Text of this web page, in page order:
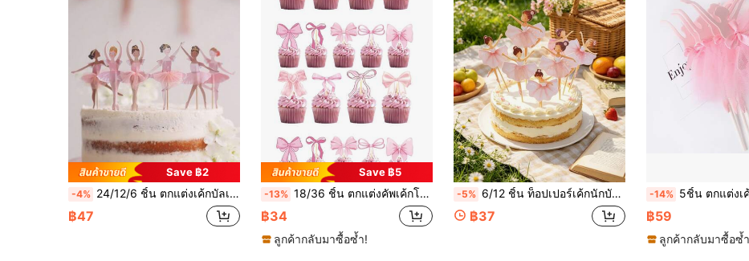
Save ฿2
-4% 24/12/6 ชิ้น ตกแต่งเค้กบัลเลต์, ตกแต่งเค้กวันเกิดสีชมพู, ตกแต่งปาร์ตี้ธีมบัลเลต์, เหมาะสำหรับวันเกิด งานแต่งงาน ของขวัญ
฿47
Save ฿5
-13% 18/36 ชิ้น ตกแต่งคัพเค้กโบว์สีชมพู, ตกแต่งงานวันเกิด, ตกแต่งคัพเค้กวันเกิดโบว์, ตกแต่งงานปาร์ตี้สาวโสด งานแต่งงาน, อุปกรณ์ถ่ายรูปเค้กสแมชโบว์สีชมพู
฿34
ลูกค้ากลับมาซื้อซ้ำ!
-5% 6/12 ชิ้น ท็อปเปอร์เค้กนักบัลเลต์, ของตกแต่งคัพเค้กนักบัลเลต์สีชมพู เหมาะสำหรับงานเลี้ยงวันเกิด, เบบี้ชาวเวอร์, ตกแต่งงานแต่งงาน
฿37
-14% 5ชิ้น ตกแต่งเค้กรูปนักบัลเล่ต์สีชมพู กระโปรงบั
฿59
ลูกค้ากลับมาซื้อซ้